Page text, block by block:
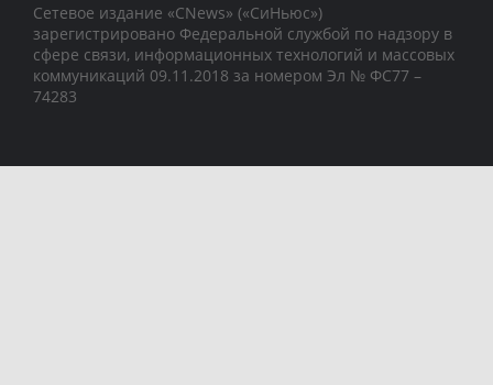
Сетевое издание «CNews» («СиНьюс»)
зарегистрировано Федеральной службой по надзору в
сфере связи, информационных технологий и массовых
коммуникаций 09.11.2018 за номером Эл № ФС77 –
74283